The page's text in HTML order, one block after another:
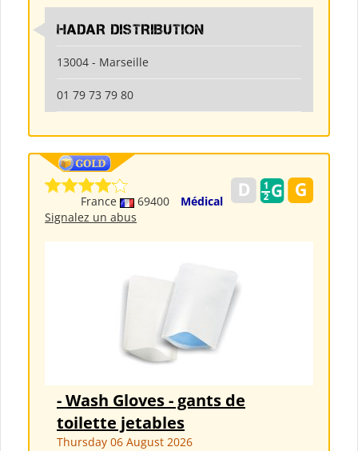
HADAR DISTRIBUTION
13004 - Marseille
01 79 73 79 80
France 69400
Médical
Signalez un abus
- Wash Gloves - gants de
toilette jetables
Thursday 06 August 2026